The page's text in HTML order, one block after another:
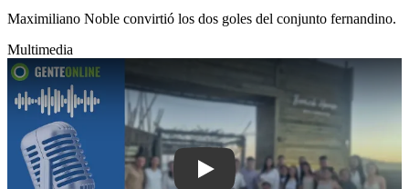
Maximiliano Noble convirtió los dos goles del conjunto fernandino.
Multimedia
Play: Beach House ROLL&ROCK